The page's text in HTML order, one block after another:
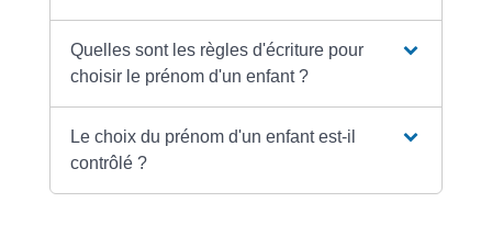
Quelles sont les règles d'écriture pour
choisir le prénom d'un enfant ?
Le choix du prénom d'un enfant est-il
contrôlé ?